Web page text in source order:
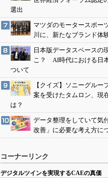
選出
マツダのモータースポー
川に、新たなブランド体
日本版データスペースの
こ？ AI時代における日
ついて
【クイズ】ソニーグルー
案を受けたタムロン、現
は？
データ整理をしていて気
改善」に必要な考え方に
コーナーリンク
デジタルツインを実現するCAEの真価